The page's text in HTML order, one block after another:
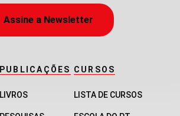
Assine a Newsletter
PUBLICAÇÕES
LIVROS
CURSOS
LISTA DE CURSOS